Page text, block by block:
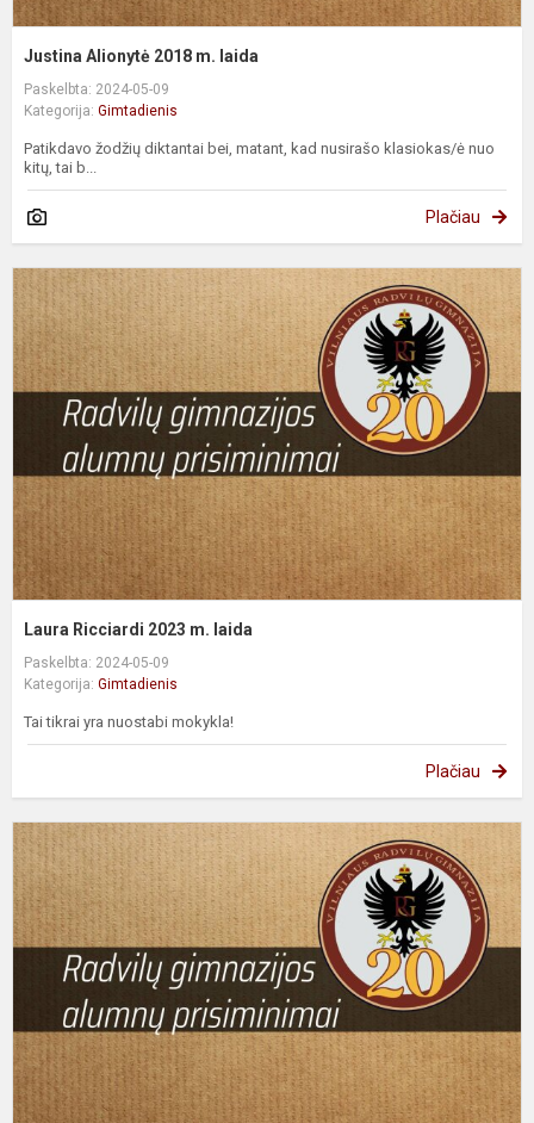
Justina Alionytė 2018 m. laida
Paskelbta: 2024-05-09
Kategorija: Gimtadienis
Patikdavo žodžių diktantai bei, matant, kad nusirašo klasiokas/ė nuo
kitų, tai b...
Plačiau
Laura Ricciardi 2023 m. laida
Paskelbta: 2024-05-09
Kategorija: Gimtadienis
Tai tikrai yra nuostabi mokykla!
Plačiau